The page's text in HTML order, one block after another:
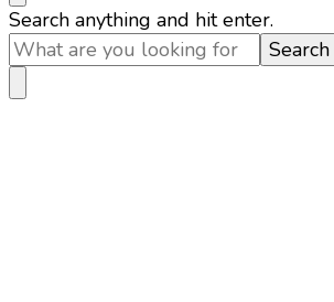
Looking
for
Something?
Search anything and hit enter.